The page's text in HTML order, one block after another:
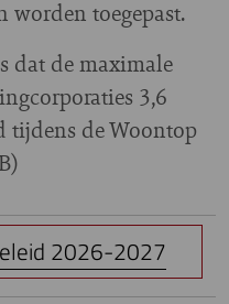
worden toegepast.
dat de maximale
3,6
tijdens de Woontop
2026-2027